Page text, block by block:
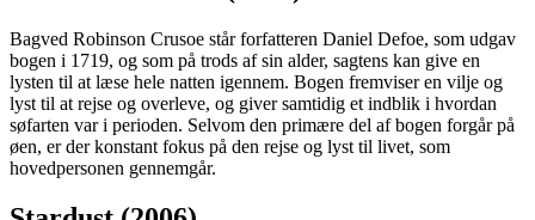
Bagved Robinson Crusoe står forfatteren Daniel Defoe, som udgav
bogen i 1719, og som på trods af sin alder, sagtens kan give en
lysten til at læse hele natten igennem. Bogen fremviser en vilje og
lyst til at rejse og overleve, og giver samtidig et indblik i hvordan
søfarten var i perioden. Selvom den primære del af bogen forgår på
øen, er der konstant fokus på den rejse og lyst til livet, som
hovedpersonen gennemgår.